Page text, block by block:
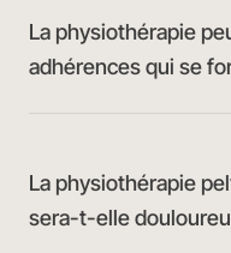
La physiothérapie
adhérences qui se
La physiothérapie
sera-t-elle